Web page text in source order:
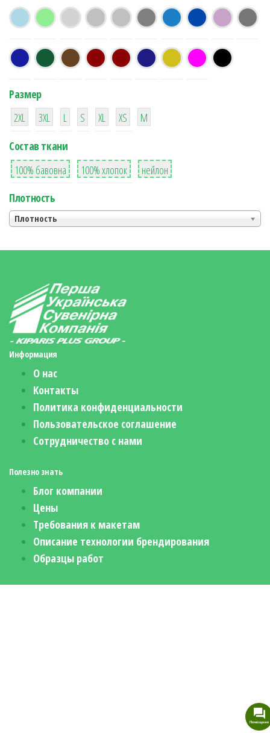
Размер
38
2XL
16
3XL
42
L
42
S
42
XL XS
М
Состав ткани
8
100% бавовна
36
100% хлопок
2
нейлон
Плотность
Плотность
Информация
О нас
Контакты
Политика конфиденциальности
Пользовательское соглашение
Сотрудничество с нами
Полезно знать
Блог компании
Цены
Требования к макетам
Описание технологии брендирования
Образцы работ
Помощник